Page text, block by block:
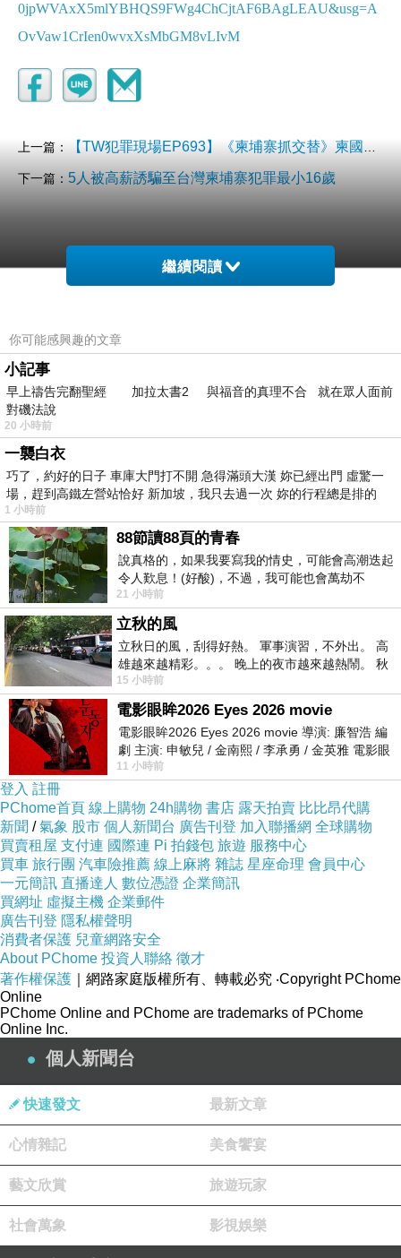
0jpWVAxX5mlYBHQS9FWg4ChCjtAF6BAgLEAU&usg=A
OvVaw1CrIen0wvxXsMbGM8vLIvM
上一篇： 【TW犯罪現場EP693】《柬埔寨抓交替》柬國豬仔「誰不聽話就摘器官
下一篇： 5人被高薪誘騙至台灣柬埔寨犯罪最小16歲
繼續閱讀
你可能感興趣的文章
小記事
早上禱告完翻聖經 加拉太書2 與福音的真理不合 就在眾人面前
對磯法說
20 小時前
一襲白衣
巧了，約好的日子 車庫大門打不開 急得滿頭大漢 妳已經出門 虛驚一
場，趕到高鐵左營站恰好 新加坡，我只去過一次 妳的行程總是排的
1 小時前
88節讀88頁的青春
說真格的，如果我要寫我的情史，可能會高潮迭起
令人歎息！(好酸)，不過，我可能也會萬劫不
復...，每天跪鍵盤還是被判了花心的罪
21 小時前
立秋的風
立秋日的風，刮得好熱。 軍事演習，不外出。 高
雄越來越精彩。。。 晚上的夜市越來越熱鬧。 秋
天的風刮得很熱 夜遊消暑熱。。。
15 小時前
電影眼眸2026 Eyes 2026 movie
電影眼眸2026 Eyes 2026 movie 導演: 廉智浩 編
劇 主演: 申敏兒 / 金南熙 / 李承勇 / 金英雅 電影眼
眸2026描述攝影師徐珍因遺
11 小時前
登入 註冊
PChome首頁 線上購物 24h購物 書店 露天拍賣 比比昂代購
新聞 /氣象 股市 個人新聞台 廣告刊登 加入聯播網 全球購物
買賣租屋 支付連 國際連 Pi 拍錢包 旅遊 服務中心
買車 旅行團 汽車險推薦 線上麻將 雜誌 星座命理 會員中心
一元簡訊 直播達人 數位憑證 企業簡訊
買網址 虛擬主機 企業郵件
廣告刊登 隱私權聲明
消費者保護 兒童網路安全
About PChome 投資人聯絡 徵才
著作權保護 ｜網路家庭版權所有、轉載必究 ‧Copyright PChome
Online
PChome Online and PChome are trademarks of PChome
Online Inc.
個人新聞台
快速發文 最新文章
心情雜記 美食饗宴
藝文欣賞 旅遊玩家
社會萬象 影視娛樂